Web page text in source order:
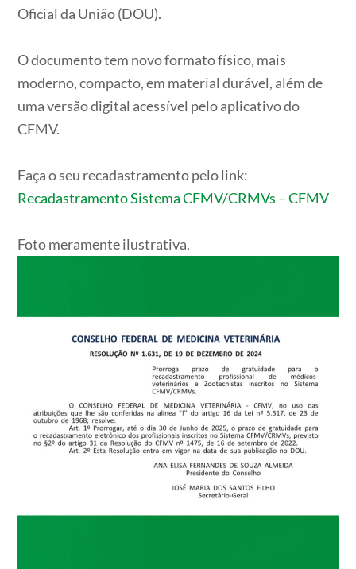
Oficial da União (DOU).
O documento tem novo formato físico, mais
moderno, compacto, em material durável, além de
uma versão digital acessível pelo aplicativo do
CFMV.
Faça o seu recadastramento pelo link:
Recadastramento Sistema CFMV/CRMVs – CFMV
Foto meramente ilustrativa.